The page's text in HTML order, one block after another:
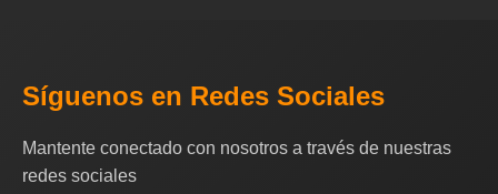
Síguenos en Redes Sociales
Mantente conectado con nosotros a través de nuestras
redes sociales